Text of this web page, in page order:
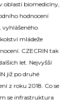
oblasti biomedicíny,
hodnocení
mládeže
CZECRIN tak
let. Nejvyšší
již po druhé
z roku 2018. Co se
se infrastruktura